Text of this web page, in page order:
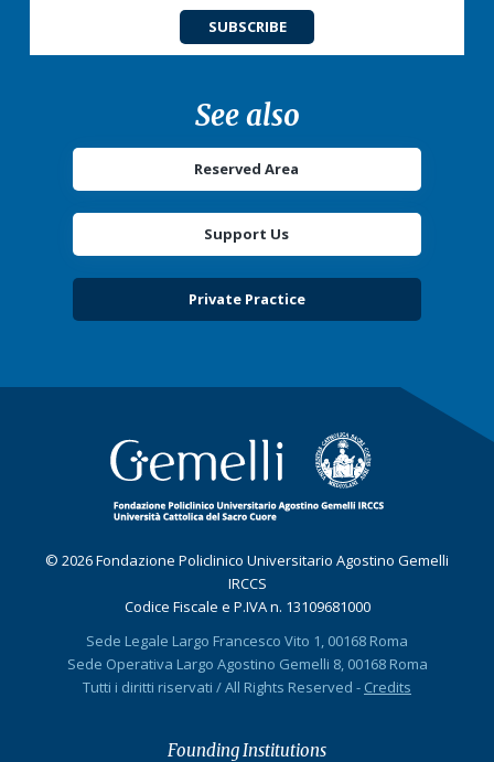
SUBSCRIBE
See also
Reserved Area
Support Us
Private Practice
© 2026 Fondazione Policlinico Universitario Agostino Gemelli
IRCCS
Codice Fiscale e P.IVA n. 13109681000
Sede Legale Largo Francesco Vito 1, 00168 Roma
Sede Operativa Largo Agostino Gemelli 8, 00168 Roma
Tutti i diritti riservati / All Rights Reserved - Credits
Founding Institutions